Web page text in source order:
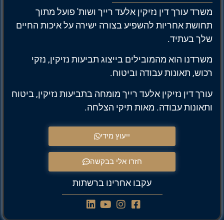
משרד עורך דין נזיקין אלעד רייך ושות' פועל מתוך
תחושת אחריות להשפיע בצורה ישירה על איכות החיים
שלך בעתיד.
משרדנו הוא מהמובילים בייצוג תביעות נזיקין, נזקי
רכוש, תאונות עבודה וביטוח.
עורך דין נזיקין אלעד רייך מומחה בתביעות נזיקין, ביטוח
ותאונות עבודה. מאות תיקי הצלחה.
ייעוץ מידי
חזרו אלי בבקשה
עקבו אחרינו ברשתות